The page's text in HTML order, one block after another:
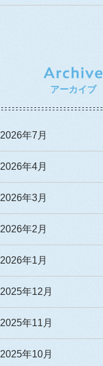
アーカイブ
2026年7月
2026年4月
2026年3月
2026年2月
2026年1月
2025年12月
2025年11月
2025年10月